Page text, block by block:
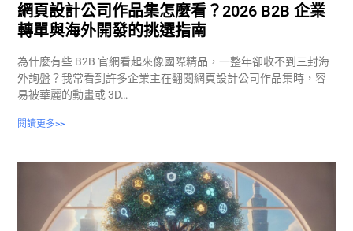
網頁設計公司作品集怎麼看？2026 B2B 企業
轉單與海外開發的挑選指南
為什麼有些 B2B 官網看起來像國際精品，一整年卻收不到三封海
外詢盤？我常看到許多企業主在翻閱網頁設計公司作品集時，容
易被華麗的動畫或 3D…
閱讀更多>>